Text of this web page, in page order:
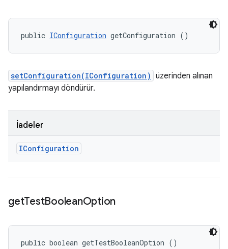
public IConfiguration getConfiguration ()
setConfiguration(IConfiguration) üzerinden alınan
yapılandırmayı döndürür.
İadeler
IConfiguration
getTestBooleanOption
public boolean getTestBooleanOption ()